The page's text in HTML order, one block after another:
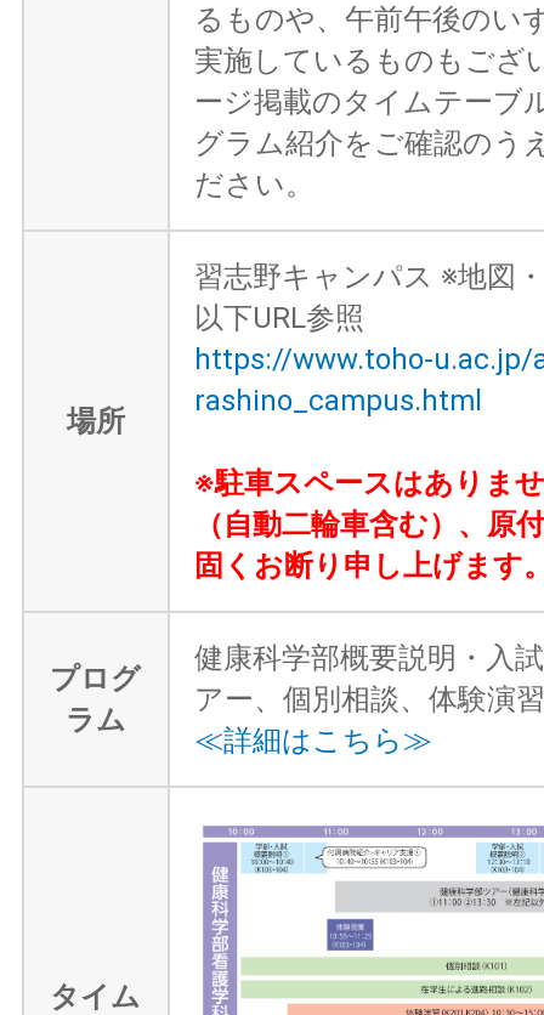
るものや、午前午後のい
実施しているものもござ
ージ掲載のタイムテーブ
グラム紹介をご確認のう
ださい。
場所
習志野キャンパス ※地図
以下URL参照
https://www.toho-u.ac.jp/
rashino_campus.html
※駐車スペースはありま
（自動二輪車含む）、原
固くお断り申し上げます
プログ
ラム
健康科学部概要説明・入
アー、個別相談、体験演
≪詳細はこちら≫
タイム